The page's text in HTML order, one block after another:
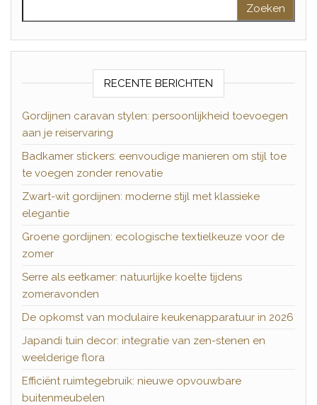
RECENTE BERICHTEN
Gordijnen caravan stylen: persoonlijkheid toevoegen
aan je reiservaring
Badkamer stickers: eenvoudige manieren om stijl toe
te voegen zonder renovatie
Zwart-wit gordijnen: moderne stijl met klassieke
elegantie
Groene gordijnen: ecologische textielkeuze voor de
zomer
Serre als eetkamer: natuurlijke koelte tijdens
zomeravonden
De opkomst van modulaire keukenapparatuur in 2026
Japandi tuin decor: integratie van zen-stenen en
weelderige flora
Efficiënt ruimtegebruik: nieuwe opvouwbare
buitenmeubelen